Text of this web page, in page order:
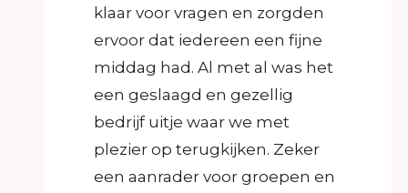
klaar voor vragen en zorgden
ervoor dat iedereen een fijne
middag had. Al met al was het
een geslaagd en gezellig
bedrijf uitje waar we met
plezier op terugkijken. Zeker
een aanrader voor groepen en